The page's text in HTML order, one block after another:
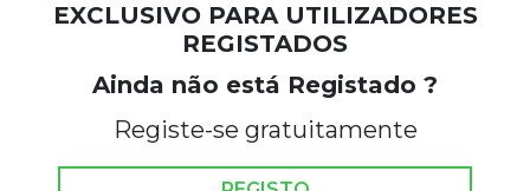
EXCLUSIVO PARA UTILIZADORES
REGISTADOS
Ainda não está Registado ?
Registe-se gratuitamente